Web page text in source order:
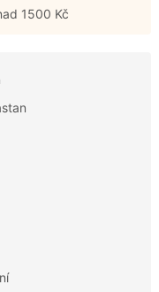
1500 Kč